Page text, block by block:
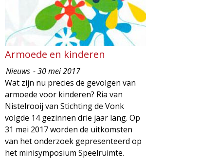
Armoede en kinderen
Nieuws - 30 mei 2017
Wat zijn nu precies de gevolgen van
armoede voor kinderen? Ria van
Nistelrooij van Stichting de Vonk
volgde 14 gezinnen drie jaar lang. Op
31 mei 2017 worden de uitkomsten
van het onderzoek gepresenteerd op
het minisymposium Speelruimte.